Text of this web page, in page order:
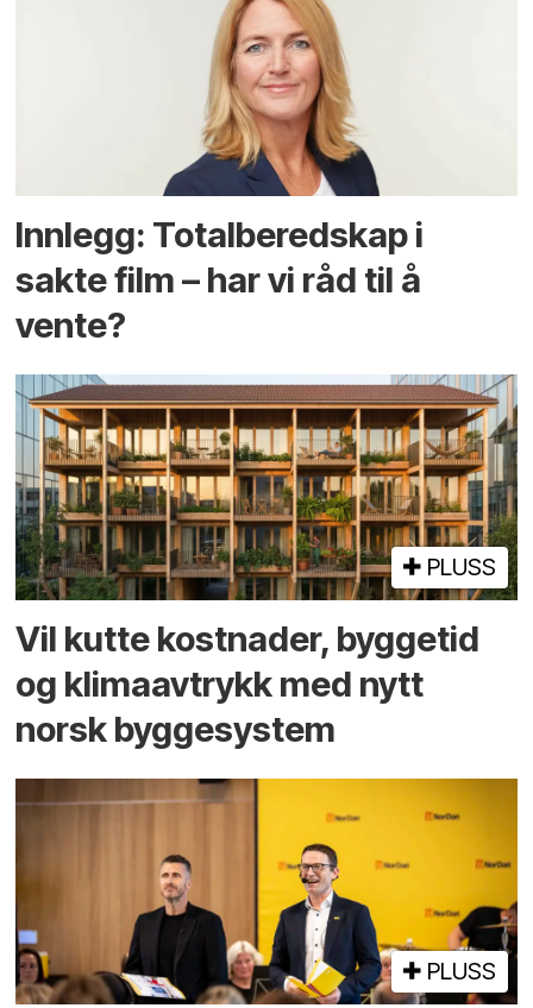
Innlegg: Totalberedskap i
sakte film – har vi råd til å
vente?
PLUSS
Vil kutte kostnader, byggetid
og klima­avtrykk med nytt
norsk bygge­system
PLUSS